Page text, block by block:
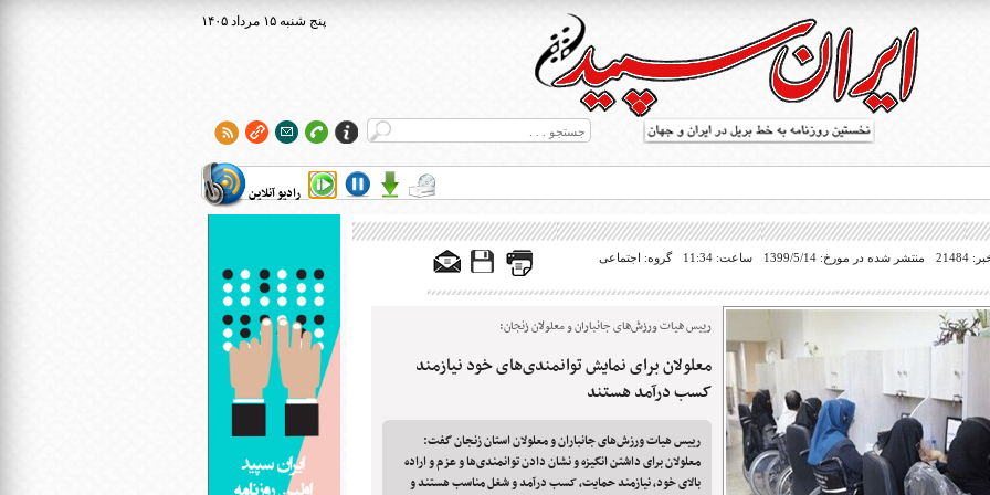
۱۴۰۵ پنج شنبه ۱۵ مرداد
رادیو آنلاین
بریل در جهان
منتشر شده در مورخ: 1399/5/14 ساعت: 11:34 گروه: اجتماعی
رییس هیات ورزش‌های جانباران و معلولان زنجان:
معلولان برای نمایش توانمندی‌های خود نیازمند
کسب درآمد هستند
رییس هیات ورزش‌های جانباران و معلولان استان زنجان گفت:
معلولان برای داشتن انگیزه و نشان دادن توانمندی‌ها و عزم و اراده
بالای خود، نیازمند حمایت، کسب درآمد و شغل مناسب هستند و